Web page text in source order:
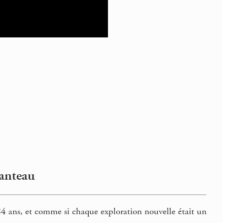
ans, et comme si chaque exploration nouvelle était un